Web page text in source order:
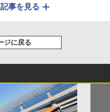
事を見る
ジに戻る